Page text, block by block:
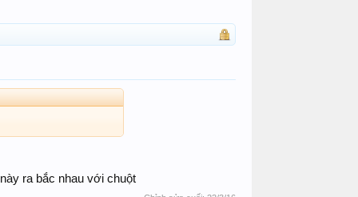
ra bắc nhau với chuột